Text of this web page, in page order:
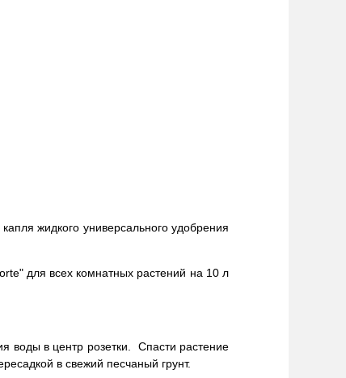
жидкого универсального удобрения
для всех комнатных растений на 10 л
воды в центр розетки. Спасти растение
в свежий песчаный грунт.